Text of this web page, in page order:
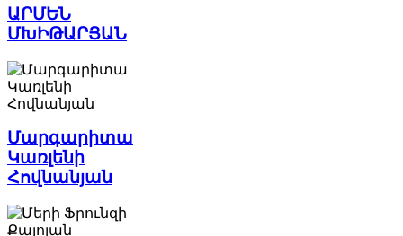
ԱՐՄԵՆ
ՄԽԻԹԱՐՅԱՆ
Մարգարիտա
Կառլենի
Հովնանյան